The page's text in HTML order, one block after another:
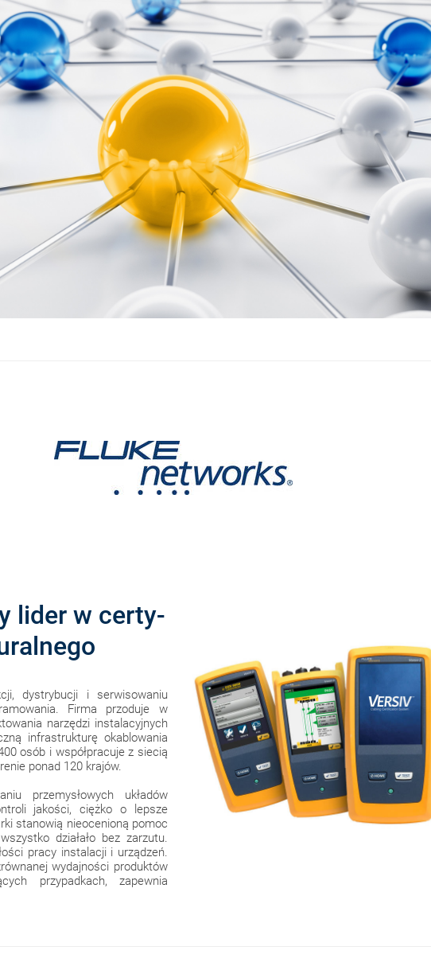
lider w certy-
dystrybucji i serwisowaniu
Firma przoduje w
narzędzi instalacyjnych
infrastrukturę okablowania
osób i współpracuje z siecią
ponad 120 krajów.
przemysłowych układów
jakości, ciężko o lepsze
stanowią nieocenioną pomoc
działało bez zarzutu.
pracy instalacji i urządzeń.
wydajności produktów
przypadkach, zapewnia